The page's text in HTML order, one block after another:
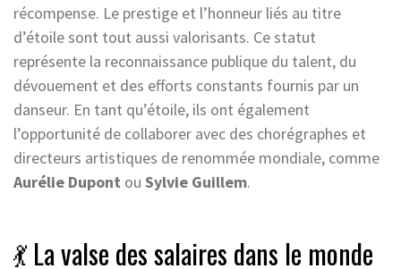
récompense. Le prestige et l’honneur liés au titre
d’étoile sont tout aussi valorisants. Ce statut
représente la reconnaissance publique du talent, du
dévouement et des efforts constants fournis par un
danseur. En tant qu’étoile, ils ont également
l’opportunité de collaborer avec des chorégraphes et
directeurs artistiques de renommée mondiale, comme
Aurélie Dupont ou Sylvie Guillem.
💃 La valse des salaires dans le monde